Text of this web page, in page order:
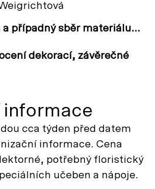
a případný sběr materiálu...
dekorací, závěrečné
informace
cca týden před datem
informace. Cena
potřebný floristický
učeben a nápoje.